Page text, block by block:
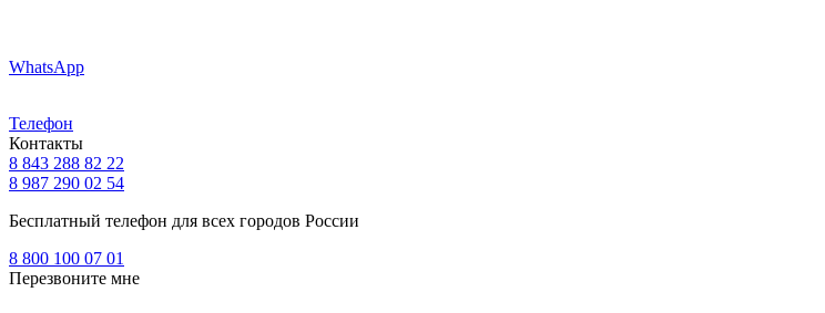
WhatsApp
Телефон
Контакты
8 843 288 82 22
8 987 290 02 54
Бесплатный телефон для всех городов России
8 800 100 07 01
Перезвоните мне